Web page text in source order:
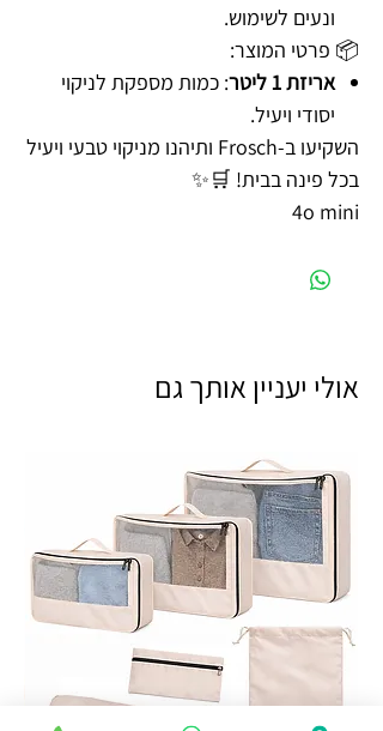
ונעים לשימוש.
📦 פרטי המוצר:
אריזת 1 ליטר
: כמות מספקת לניקוי
יסודי ויעיל.
השקיעו ב-Frosch ותיהנו מניקוי טבעי ויעיל
בכל פינה בבית! 🛒✨
4o mini
אולי יעניין אותך גם